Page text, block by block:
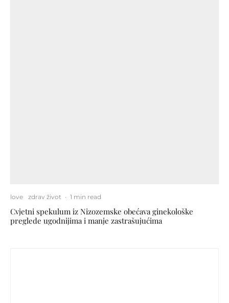
love zdrav život · 1 min read
Cvjetni spekulum iz Nizozemske obećava ginekološke
preglede ugodnijima i manje zastrašujućima